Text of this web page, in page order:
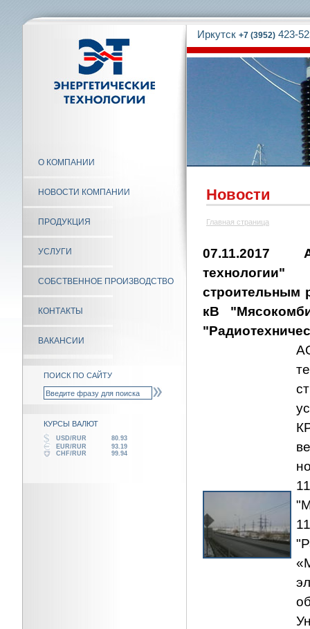
О КОМПАНИИ
НОВОСТИ КОМПАНИИ
ПРОДУКЦИЯ
УСЛУГИ
СОБСТВЕННОЕ ПРОИЗВОДСТВО
КОНТАКТЫ
ВАКАНСИИ
ПОИСК ПО САЙТУ
КУРСЫ ВАЛЮТ
USD/RUR
80.93
EUR/RUR
93.19
CHF/RUR
99.94
Иркутск +7 (3952) 423-
Новости
Главная страница
07.11.2017
строительным
кВ